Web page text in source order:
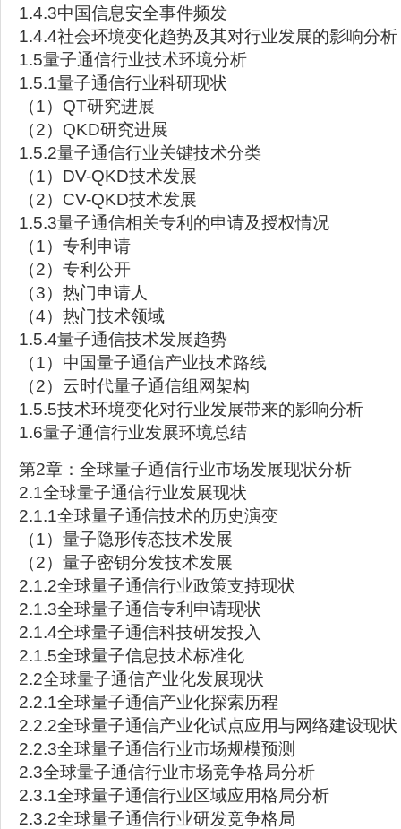
1.4.3中国信息安全事件频发
1.4.4社会环境变化趋势及其对行业发展的影响分析
1.5量子通信行业技术环境分析
1.5.1量子通信行业科研现状
（1）QT研究进展
（2）QKD研究进展
1.5.2量子通信行业关键技术分类
（1）DV-QKD技术发展
（2）CV-QKD技术发展
1.5.3量子通信相关专利的申请及授权情况
（1）专利申请
（2）专利公开
（3）热门申请人
（4）热门技术领域
1.5.4量子通信技术发展趋势
（1）中国量子通信产业技术路线
（2）云时代量子通信组网架构
1.5.5技术环境变化对行业发展带来的影响分析
1.6量子通信行业发展环境总结
第2章：全球量子通信行业市场发展现状分析
2.1全球量子通信行业发展现状
2.1.1全球量子通信技术的历史演变
（1）量子隐形传态技术发展
（2）量子密钥分发技术发展
2.1.2全球量子通信行业政策支持现状
2.1.3全球量子通信专利申请现状
2.1.4全球量子通信科技研发投入
2.1.5全球量子信息技术标准化
2.2全球量子通信产业化发展现状
2.2.1全球量子通信产业化探索历程
2.2.2全球量子通信产业化试点应用与网络建设现状
2.2.3全球量子通信行业市场规模预测
2.3全球量子通信行业市场竞争格局分析
2.3.1全球量子通信行业区域应用格局分析
2.3.2全球量子通信行业研发竞争格局